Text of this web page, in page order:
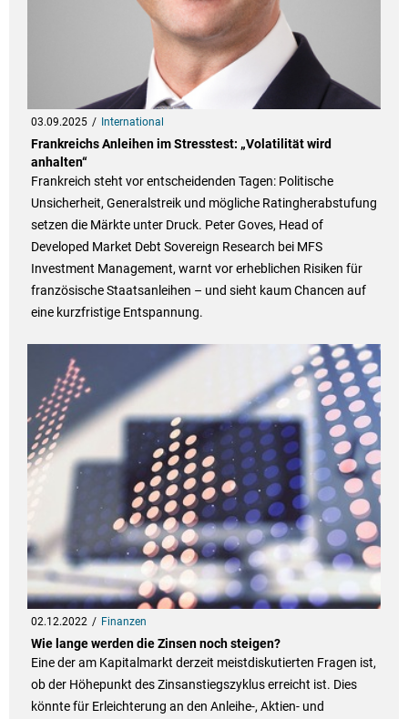
03.09.2025 International
Frankreichs Anleihen im Stresstest: „Volatilität wird
anhalten“
Frankreich steht vor entscheidenden Tagen: Politische
Unsicherheit, Generalstreik und mögliche Ratingherabstufung
setzen die Märkte unter Druck. Peter Goves, Head of
Developed Market Debt Sovereign Research bei MFS
Investment Management, warnt vor erheblichen Risiken für
französische Staatsanleihen – und sieht kaum Chancen auf
eine kurzfristige Entspannung.
02.12.2022 Finanzen
Wie lange werden die Zinsen noch steigen?
Eine der am Kapitalmarkt derzeit meistdiskutierten Fragen ist,
ob der Höhepunkt des Zinsanstiegszyklus erreicht ist. Dies
könnte für Erleichterung an den Anleihe-, Aktien- und